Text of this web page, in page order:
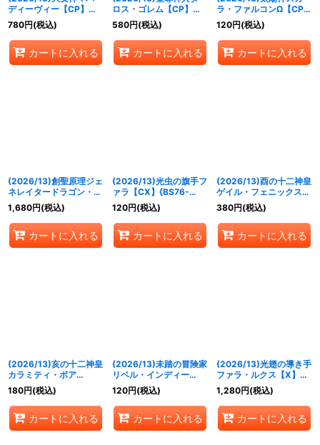
ディーヴィー【CP】
{BS76-CP05}《黄》
780円(税込)
カートに入れる
ロス・ゴレム【CP】
{BS76-CP06}《青》
580円(税込)
カートに入れる
ラ・ファルコンΩ【CP】
{BS76-CP03}《緑》
120円(税込)
カートに入れる
(2026/13)創聖原理ジェ
ネレイタードラゴン・梵
【CP】{BS76-CP01}
《赤》
1,680円(税込)
カートに入れる
(2026/13)光虫の旗手フ
ァラ【CX】{BS76-
CX03}《白》
120円(税込)
カートに入れる
(2026/13)酉の十二神皇
ゲイル・フェニックス
X【X】{BS76-X06}
《緑》
380円(税込)
カートに入れる
(2026/13)亥の十二神皇
カラミティ・ボア
X【X】{BS76-X12}
《青》
180円(税込)
カートに入れる
(2026/13)未踏の冒険家
リベル・インディー
【X】{BS76-X05}
《緑》
120円(税込)
カートに入れる
(2026/13)光翅の導き手
ファラ・ルクス【X】
{BS76-X07}《白》
1,280円(税込)
カートに入れる